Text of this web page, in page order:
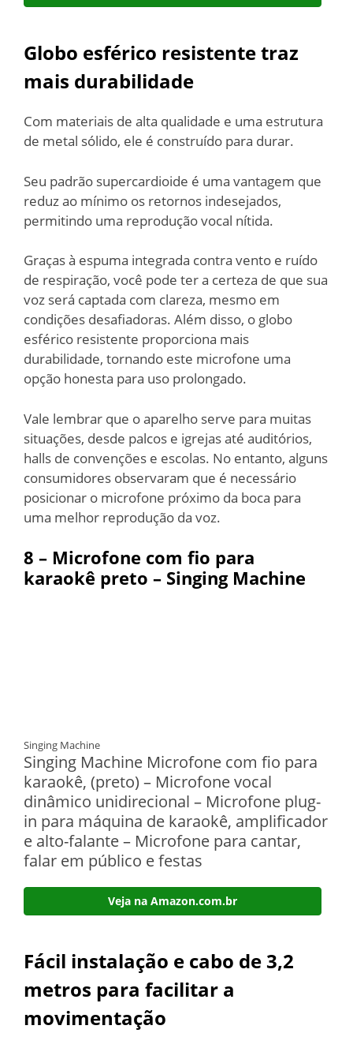
Globo esférico resistente traz
mais durabilidade
Com materiais de alta qualidade e uma estrutura
de metal sólido, ele é construído para durar.
Seu padrão supercardioide é uma vantagem que
reduz ao mínimo os retornos indesejados,
permitindo uma reprodução vocal nítida.
Graças à espuma integrada contra vento e ruído
de respiração, você pode ter a certeza de que sua
voz será captada com clareza, mesmo em
condições desafiadoras. Além disso, o globo
esférico resistente proporciona mais
durabilidade, tornando este microfone uma
opção honesta para uso prolongado.
Vale lembrar que o aparelho serve para muitas
situações, desde palcos e igrejas até auditórios,
halls de convenções e escolas. No entanto, alguns
consumidores observaram que é necessário
posicionar o microfone próximo da boca para
uma melhor reprodução da voz.
8 – Microfone com fio para
karaokê preto – Singing Machine
Singing Machine
Singing Machine Microfone com fio para
karaokê, (preto) – Microfone vocal
dinâmico unidirecional – Microfone plug-
in para máquina de karaokê, amplificador
e alto-falante – Microfone para cantar,
falar em público e festas
Veja na Amazon.com.br
Fácil instalação e cabo de 3,2
metros para facilitar a
movimentação